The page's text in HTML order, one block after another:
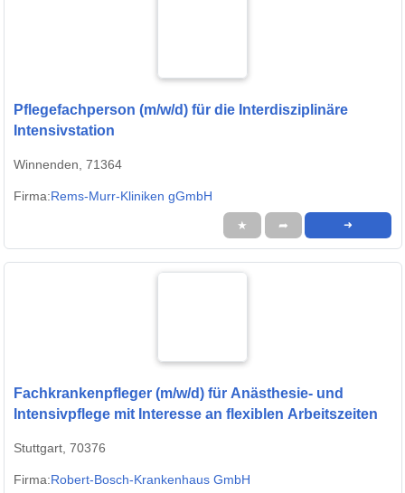
Pflegefachperson (m/w/d) für die Interdisziplinäre
Intensivstation
Winnenden, 71364
Firma:Rems-Murr-Kliniken gGmbH
★ ➦ ➜
Fachkrankenpfleger (m/w/d) für Anästhesie- und
Intensivpflege mit Interesse an flexiblen Arbeitszeiten
Stuttgart, 70376
Firma:Robert-Bosch-Krankenhaus GmbH